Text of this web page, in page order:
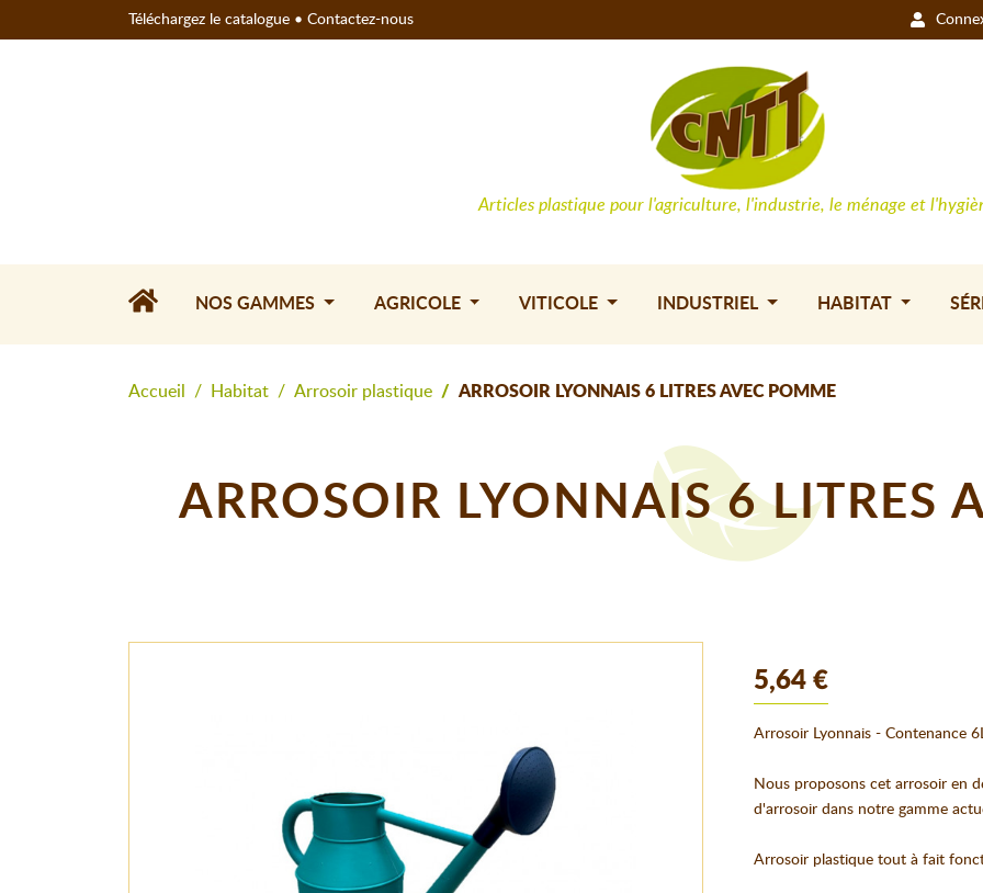
Téléchargez le catalogue • Contactez-nous
Articles plastique pour l'agriculture, l'industrie, le ménage et
NOS GAMMES AGRICOLE VITICOLE INDUSTRIEL HABITAT
Accueil Habitat Arrosoir plastique ARROSOIR LYONNAIS 6 LITRES AVEC POMME
ARROSOIR LYONNAIS 6 LITRES
5,64 €
Arrosoir Lyonnais - Contenance
Nous proposons cet arrosoir en
d'arrosoir dans notre gamme
Arrosoir plastique tout à fait